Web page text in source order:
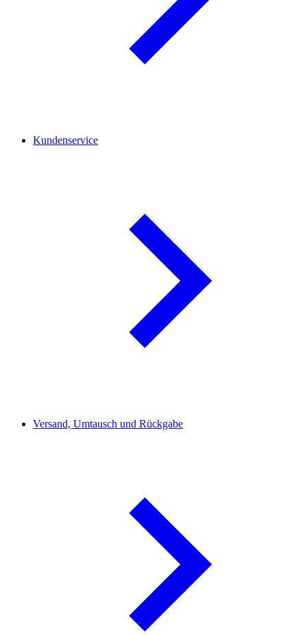
Kundenservice
Versand, Umtausch und Rückgabe